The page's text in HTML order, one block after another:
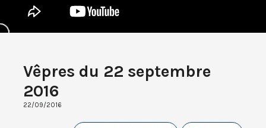
Vêpres du 22 septembre
2016
22/09/2016